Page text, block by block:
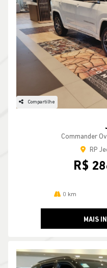
Compartilhe
Commander
RP
R$
0 km
MAIS